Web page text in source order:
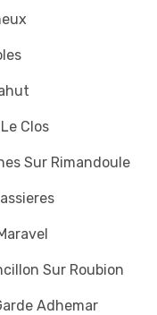
Clos
Sur Rimandoule
Sur Roubion
Adhemar